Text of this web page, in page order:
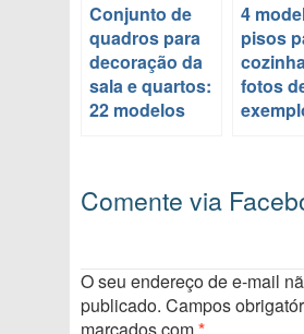
Conjunto de
quadros para
decoração da
sala e quartos:
22 modelos
4
pisos
fotos
Comente via
O seu endereço de e-mail
publicado. Campos